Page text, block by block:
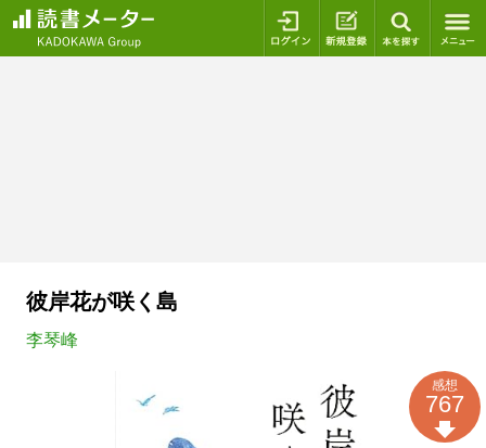
ログイン 新規登録
彼岸花が咲く島
李琴峰
感想
767